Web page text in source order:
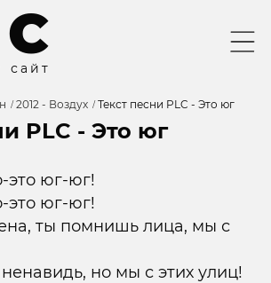
C
са й т
2012 - Воздух Текст песни PLC - Это юг
PLC - Это юг
это юг-юг!
это юг-юг!
ты помнишь лица, мы с
но мы с этих улиц!